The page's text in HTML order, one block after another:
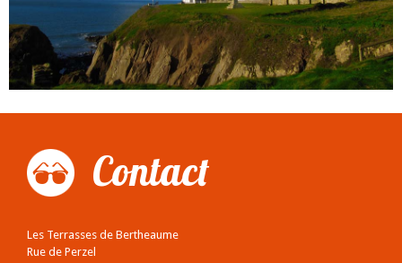
Contact
Les Terrasses de Bertheaume
Rue de Perzel